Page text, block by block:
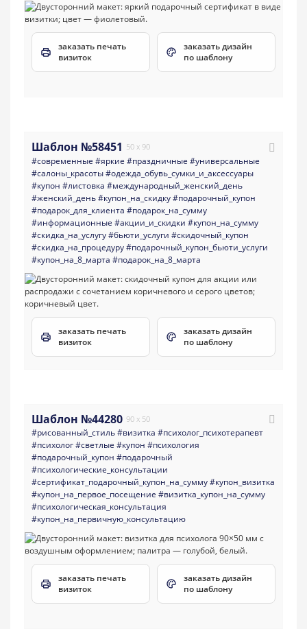
заказать печать
визиток
заказать дизайн
по шаблону
Шаблон №58451 50 x 90
#современные #яркие #праздничные #универсальные
#салоны_красоты#одежда_обувь_сумки_и_аксессуары
#купон #листовка #международный_женский_день
#женский_день#купон_на_скидку#подарочный_купон
#подарок_для_клиента #подарок_на_сумму
#информационные #акции_и_скидки #купон_на_сумму
#скидка_на_услугу#бьюти_услуги #скидочный_купон
#скидка_на_процедуру#подарочный_купон_бьюти_услуги
#купон_на_8_марта #подарок_на_8_марта
заказать печать
визиток
заказать дизайн
по шаблону
Шаблон №44280 90 x 50
#рисованный_стиль#визитка #психолог_психотерапевт
#психолог#светлые #купон #психология
#подарочный_купон #подарочный
#психологические_консультации
#сертификат_подарочный_купон_на_сумму#купон_визитка
#купон_на_первое_посещение #визитка_купон_на_сумму
#психологическая_консультация
#купон_на_первичную_консультацию
заказать печать
визиток
заказать дизайн
по шаблону